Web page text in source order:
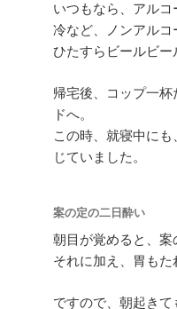
いつもなら、アル
冷など、ノンアル
ひたすらビールビー
帰宅後、コップ一
ドへ。
この時、就寝中に
じていました。
案の定の二日酔い
朝目が覚めると、案
それに加え、胃もた
ですので、朝起き